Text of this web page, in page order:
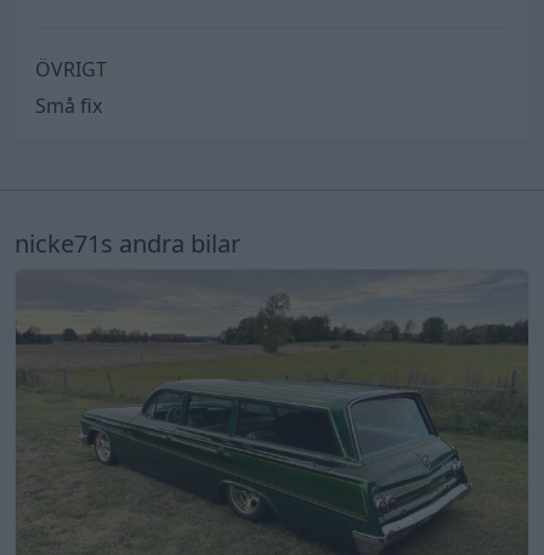
ÖVRIGT
Små fix
nicke71s andra bilar